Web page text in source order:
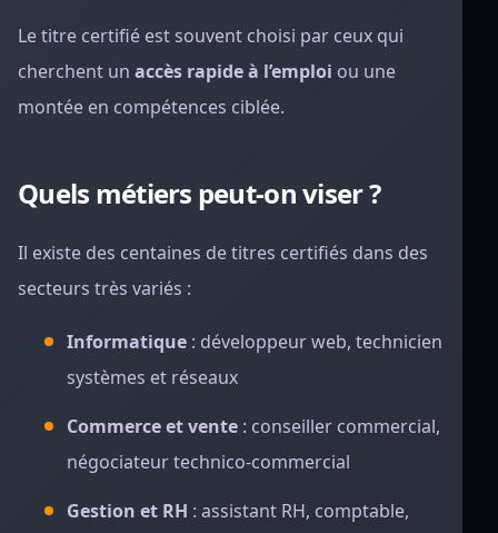
Le titre certifié est souvent choisi par ceux qui
cherchent un accès rapide à l’emploi ou une
montée en compétences ciblée.
Quels métiers peut-on viser ?
Il existe des centaines de titres certifiés dans des
secteurs très variés :
Informatique : développeur web, technicien
systèmes et réseaux
Commerce et vente : conseiller commercial,
négociateur technico-commercial
Gestion et RH : assistant RH, comptable,